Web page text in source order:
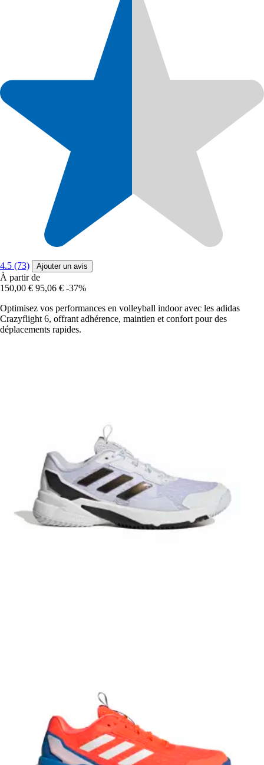
4.5 (73) Ajouter un avis
À partir de
150,00 € 95,06 € -37%
Optimisez vos performances en volleyball indoor avec les adidas
Crazyflight 6, offrant adhérence, maintien et confort pour des
déplacements rapides.